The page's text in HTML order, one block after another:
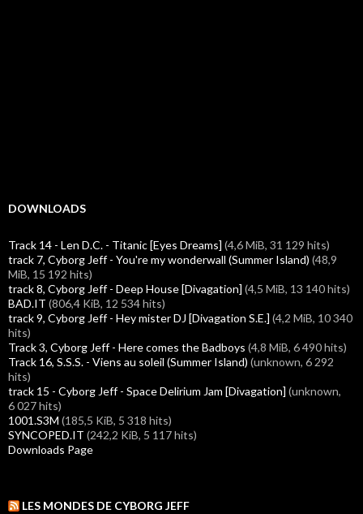
DOWNLOADS
Track 14 - Len D.C. - Titanic [Eyes Dreams] (4,6 MiB, 31 129 hits)
track 7, Cyborg Jeff - You're my wonderwall (Summer Island) (48,9
MiB, 15 192 hits)
track 8, Cyborg Jeff - Deep House [Divagation] (4,5 MiB, 13 140 hits)
BAD.IT (806,4 KiB, 12 534 hits)
track 9, Cyborg Jeff - Hey mister DJ [Divagation S.E.] (4,2 MiB, 10 340
hits)
Track 3, Cyborg Jeff - Here comes the Badboys (4,8 MiB, 6 490 hits)
Track 16, S.S.S. - Viens au soleil (Summer Island) (unknown, 6 292
hits)
track 15 - Cyborg Jeff - Space Delirium Jam [Divagation] (unknown,
6 027 hits)
1001.S3M (185,5 KiB, 5 318 hits)
SYNCOPED.IT (242,2 KiB, 5 117 hits)
Downloads Page
LES MONDES DE CYBORG JEFF